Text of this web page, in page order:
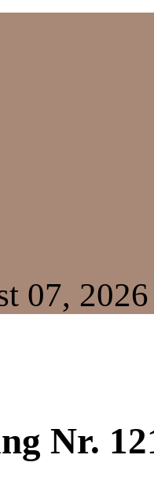
07, 2026
Nr.